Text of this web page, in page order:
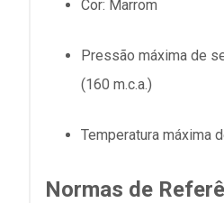
Cor: Marrom
Pressão máxima de
(160 m.c.a.)
Temperatura máxima
Normas de